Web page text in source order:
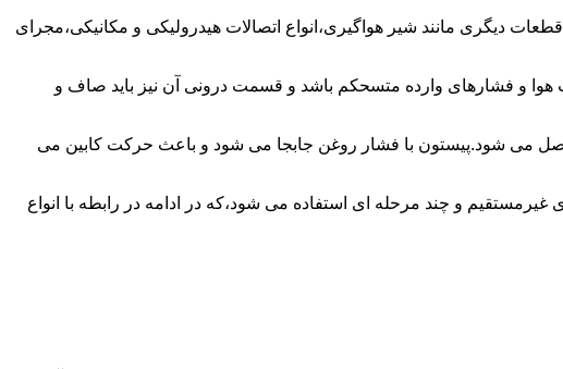
دیگری مانند شیر هواگیری،انواع اتصالات هیدرولیکی و مکانیکی،مجرای
و فشارهای وارده متسحکم باشد و قسمت درونی آن نیز باید صاف و
وصل می شود.پیستون با فشار روغن جابجا می شود و باعث حرکت کابین می
از جک مستقیم و برای آسانسورهایی که ظرفیتشان بیش از 30 تن است از جک های غیرمستقیم و چند مرحله ای استفاده می شود،که در ادامه در رابطه با انواع